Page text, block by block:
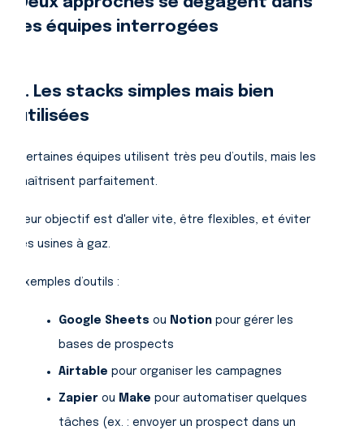
les équipes interrogées
1. Les stacks simples mais bien
utilisées
Certaines équipes utilisent très peu d’outils, mais les
maîtrisent parfaitement.
Leur objectif est d'aller vite, être flexibles, et éviter
les usines à gaz.
Exemples d’outils :
Google Sheets ou Notion pour gérer les
bases de prospects
Airtable pour organiser les campagnes
Zapier ou Make pour automatiser quelques
tâches (ex. : envoyer un prospect dans un